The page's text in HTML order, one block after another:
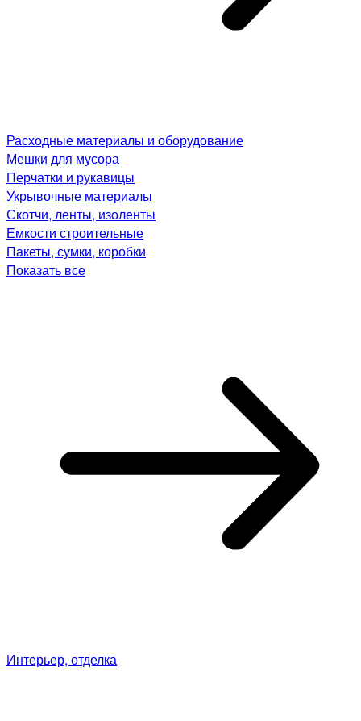
Расходные материалы и оборудование
Мешки для мусора
Перчатки и рукавицы
Укрывочные материалы
Скотчи, ленты, изоленты
Емкости строительные
Пакеты, сумки, коробки
Показать все
Интерьер, отделка